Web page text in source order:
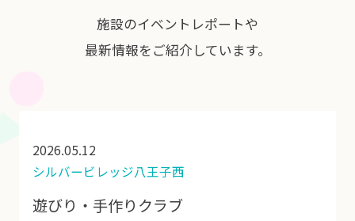
施設のイベントレポートや
最新情報をご紹介しています。
2026.05.12
シルバービレッジ八王子西
遊びり・手作りクラブ